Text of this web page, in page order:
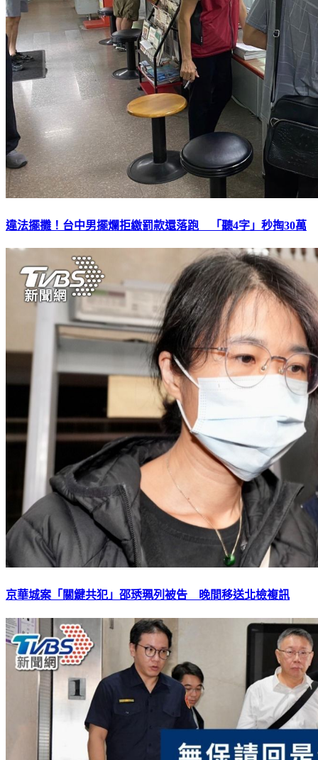
違法擺攤！台中男擺爛拒繳罰款還落跑 「聽4字」秒掏30萬
京華城案「關鍵共犯」邵琇珮列被告 晚間移送北檢複訊